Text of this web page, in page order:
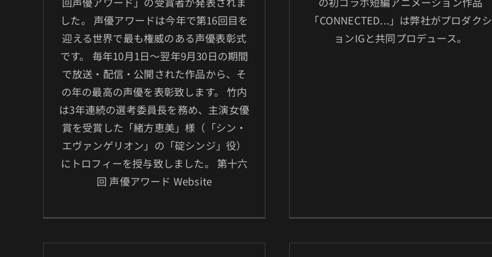
した。 声優アワードは今年で第16回目を
迎える世界で最も権威のある声優表彰式
です。 毎年10月1日～翌年9月30日の期間
で放送・配信・公開された作品から、そ
の年の最高の声優を表彰致します。 竹内
は3年連続の選考委員長を務め、主演女優
賞を受賞した「緒方恵美」様（「シン・
エヴァンゲリオン」の「碇シンジ」役）
にトロフィーを授与致しました。 第十六
回 声優アワード Website
「CONNECTED...」は弊社がプロダクシ
ョンIGと共同プロデュース。